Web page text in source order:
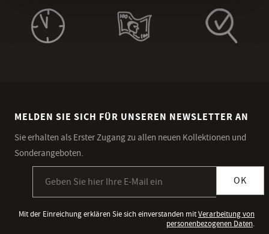
MELDEN SIE SICH FÜR UNSEREN NEWSLETTER AN
Sie erhalten als Erster Zugang zu allen neuen Kollektionen und
Sonderangeboten.
OK
Mit der Einreichung erklären Sie sich einverstanden mitVerarbeitung von
personenbezogenen Daten.